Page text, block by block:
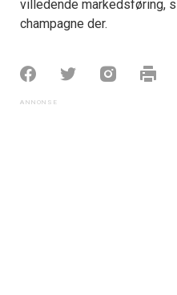
villedende markedsføring,
champagne der.